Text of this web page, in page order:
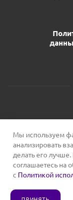
Мы используем
анализировать
делать его
соглашаетесь на
с Политикой